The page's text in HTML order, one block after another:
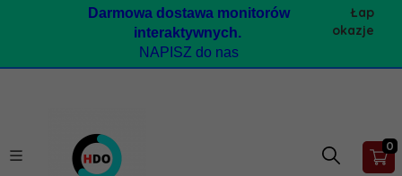
Darmowa dostawa monitorów
interaktywnych.
NAPISZ do nas
Łap
okazje
0